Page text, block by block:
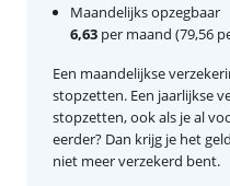
Maandelijks opzegbaar
6,63 per maand (79,56
Een maandelijkse
stopzetten. Een jaarlijkse
stopzetten, ook als je al
eerder? Dan krijg je het
niet meer verzekerd bent.